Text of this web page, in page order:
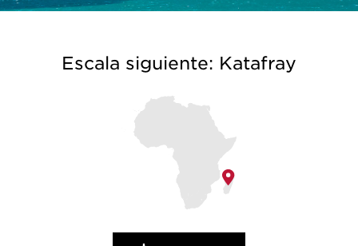
Escala siguiente: Katafray